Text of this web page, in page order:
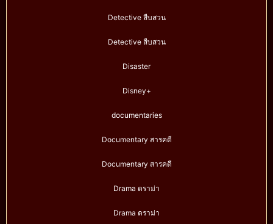
Detective สืบสวน
Detective สืบสวน
Disaster
Disney+
documentaries
Documentary สารคดี
Documentary สารคดี
Drama ดราม่า
Drama ดราม่า